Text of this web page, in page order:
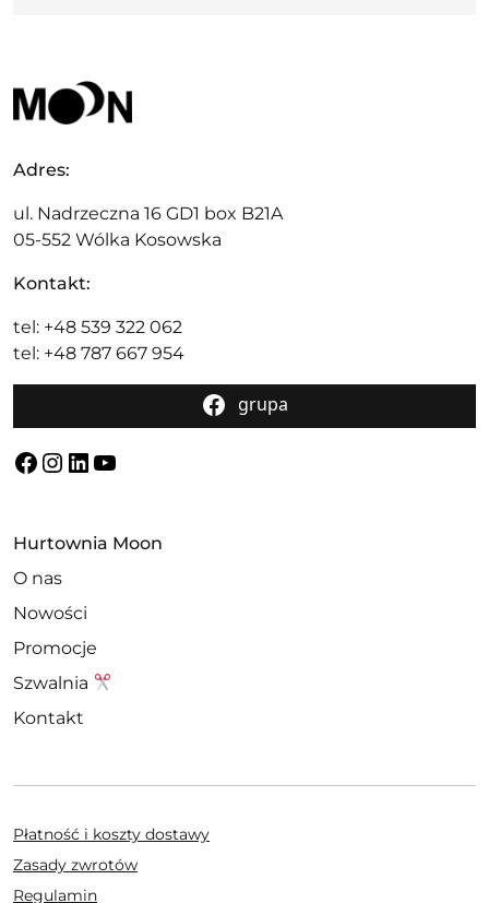
Adres:
ul. Nadrzeczna 16 GD1 box B21A
05-552 Wólka Kosowska
Kontakt:
tel: +48 539 322 062
tel: +48 787 667 954
grupa
Facebook
Instagram
LinkedIn
YouTube
Hurtownia Moon
O nas
Nowości
Promocje
Szwalnia
Kontakt
Płatność i koszty dostawy
Zasady zwrotów
Regulamin